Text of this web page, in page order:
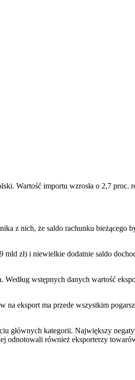
Wartość importu wzrosła o 2,7
z nich, że saldo rachunku bieżącego
zł) i niewielkie dodatnie saldo
wstępnych danych wartość
eksport ma przede wszystkim
głównych kategorii. Największy
odnotowali również eksporterzy